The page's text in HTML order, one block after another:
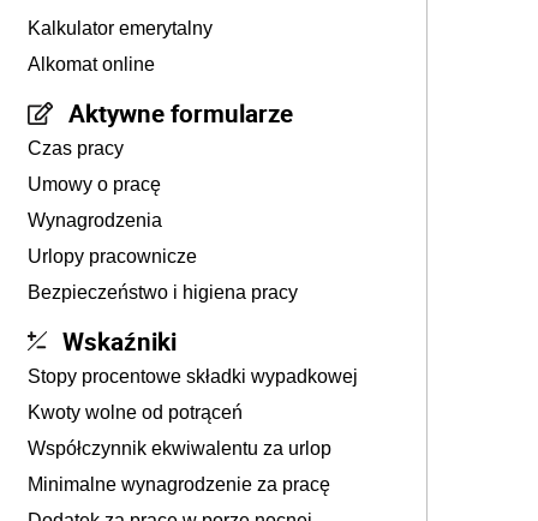
Kalkulator emerytalny
Alkomat online
Aktywne formularze
Czas pracy
Umowy o pracę
Wynagrodzenia
Urlopy pracownicze
Bezpieczeństwo i higiena pracy
Wskaźniki
Stopy procentowe składki wypadkowej
Kwoty wolne od potrąceń
Współczynnik ekwiwalentu za urlop
Minimalne wynagrodzenie za pracę